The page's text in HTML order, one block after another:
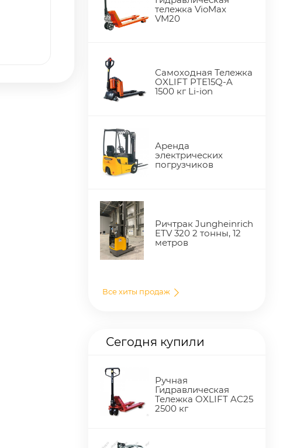
тележка VioMax
VM20
Самоходная Тележка
OXLIFT PTE15Q-A
1500 кг Li-ion
Аренда
электрических
погрузчиков
Ричтрак Jungheinrich
ETV 320 2 тонны, 12
метров
Все хиты продаж
Сегодня купили
Ручная
Гидравлическая
Тележка OXLIFT AC25
2500 кг